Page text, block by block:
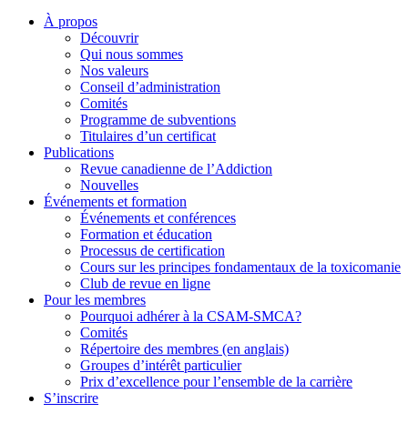
À propos
Découvrir
Qui nous sommes
Nos valeurs
Conseil d’administration
Comités
Programme de subventions
Titulaires d’un certificat
Publications
Revue canadienne de l’Addiction
Nouvelles
Événements et formation
Événements et conférences
Formation et éducation
Processus de certification
Cours sur les principes fondamentaux de la toxicomanie
Club de revue en ligne
Pour les membres
Pourquoi adhérer à la CSAM-SMCA?
Comités
Répertoire des membres (en anglais)
Groupes d’intérêt particulier
Prix d’excellence pour l’ensemble de la carrière
S’inscrire